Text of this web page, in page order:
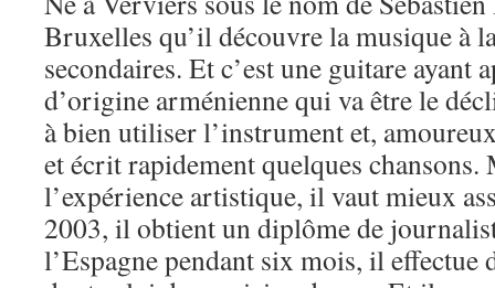
Bruxelles qu’il découvre la musique à
secondaires. Et c’est une guitare ayant
d’origine arménienne qui va être le
à bien utiliser l’instrument et,
et écrit rapidement quelques chansons.
l’expérience artistique, il vaut mieux
2003, il obtient un diplôme de
l’Espagne pendant six mois, il effectue